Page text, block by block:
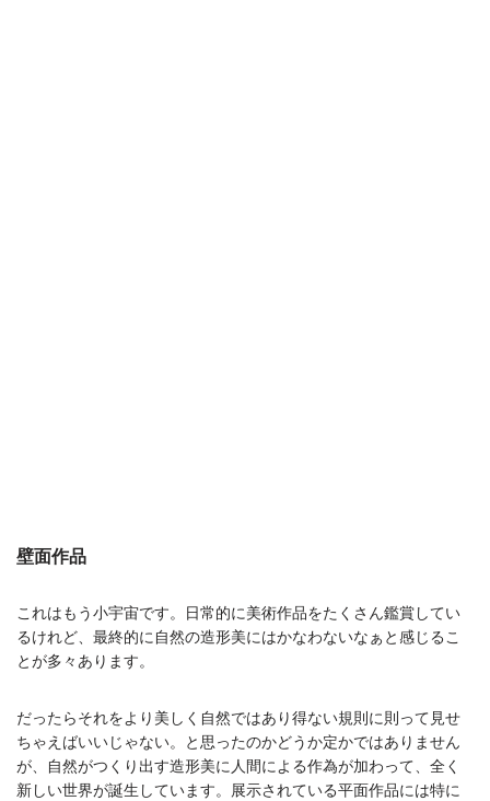
壁面作品
これはもう小宇宙です。日常的に美術作品をたくさん鑑賞してい
るけれど、最終的に自然の造形美にはかなわないなぁと感じるこ
とが多々あります。
だったらそれをより美しく自然ではあり得ない規則に則って見せ
ちゃえばいいじゃない。と思ったのかどうか定かではありません
が、自然がつくり出す造形美に人間による作為が加わって、全く
新しい世界が誕生しています。展示されている平面作品には特に